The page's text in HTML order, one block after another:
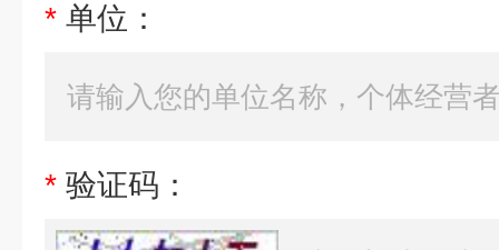
* 单位：
* 验证码：